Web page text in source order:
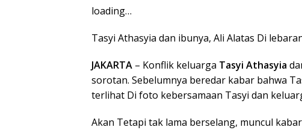
loading…
Tasyi Athasyia dan ibunya, Ali Alatas Di
JAKARTA – Konflik keluarga Tasyi Athasyia
sorotan. Sebelumnya beredar kabar bahwa
terlihat Di foto kebersamaan Tasyi dan
Akan Tetapi tak lama berselang, muncul